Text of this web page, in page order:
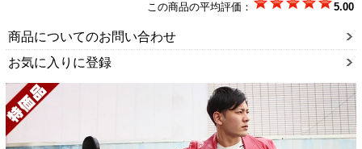
この商品の平均評価： 5.00
商品についてのお問い合わせ
お気に入りに登録